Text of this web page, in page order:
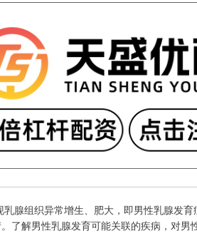
腺组织异常增生、肥大，即男性乳腺发育
了解男性乳腺发育可能关联的疾病，对男